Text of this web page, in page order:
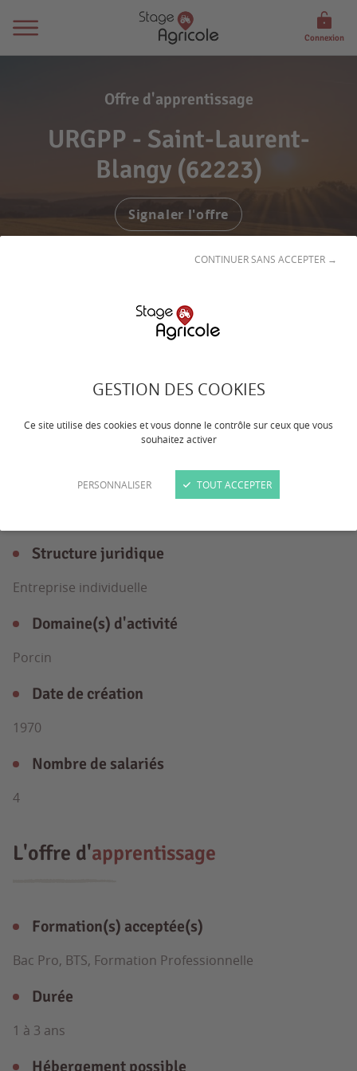
GESTION DES COOKIES
Ce site utilise des cookies et vous donne le contrôle sur ceux que vous
souhaitez activer
PERSONNALISER
CONTINUER SANS ACCEPTER →
TOUT ACCEPTER
Connexion
Offre d'apprentissage
URGPP - Saint-Laurent-
Blangy (62223)
Signaler l'offre
France pour les éleveurs.
L'entrepriseen détail
Structure juridique
Entreprise individuelle
Domaine(s) d'activité
Porcin
Date de création
1970
Nombre de salariés
4
L'offre d'apprentissage
Formation(s) acceptée(s)
Bac Pro, BTS, Formation Professionnelle
Durée
1 à 3 ans
Hébergement possible